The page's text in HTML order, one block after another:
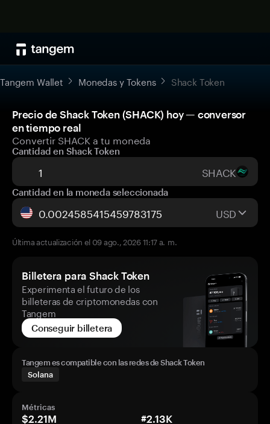
Tangem Wallet Monedas y Tokens Shack Token
Precio de Shack Token (SHACK) hoy — conversor
en tiempo real
Convertir SHACK a tu moneda
Cantidad en Shack Token
SHACK
Cantidad en la moneda seleccionada
USD
Última actualización el 09 ago., 2026 11:17 a. m.
Billetera para Shack Token
Experimenta el futuro de los
billeteras de criptomonedas con
Tangem
Conseguir billetera
Tangem es compatible con las redes de Shack Token
Solana
Métricas
$2.21M
#2.13K